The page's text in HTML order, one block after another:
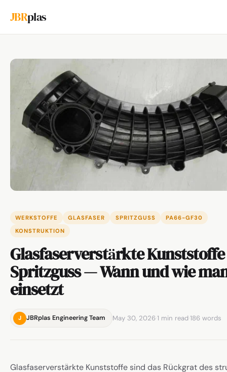
JBRplas
WERKSTOFFE GLASFASER SPRITZGUSS
PA66-GF30
KONSTRUKTION
Glasfaserverstärkte
Spritzguss — Wann und wie
einsetzt
J JBRplas Engineering Team May 30, 2026·1 min read·186 words
Glasfaserverstärkte Kunststoffe sind das Rückgrat des